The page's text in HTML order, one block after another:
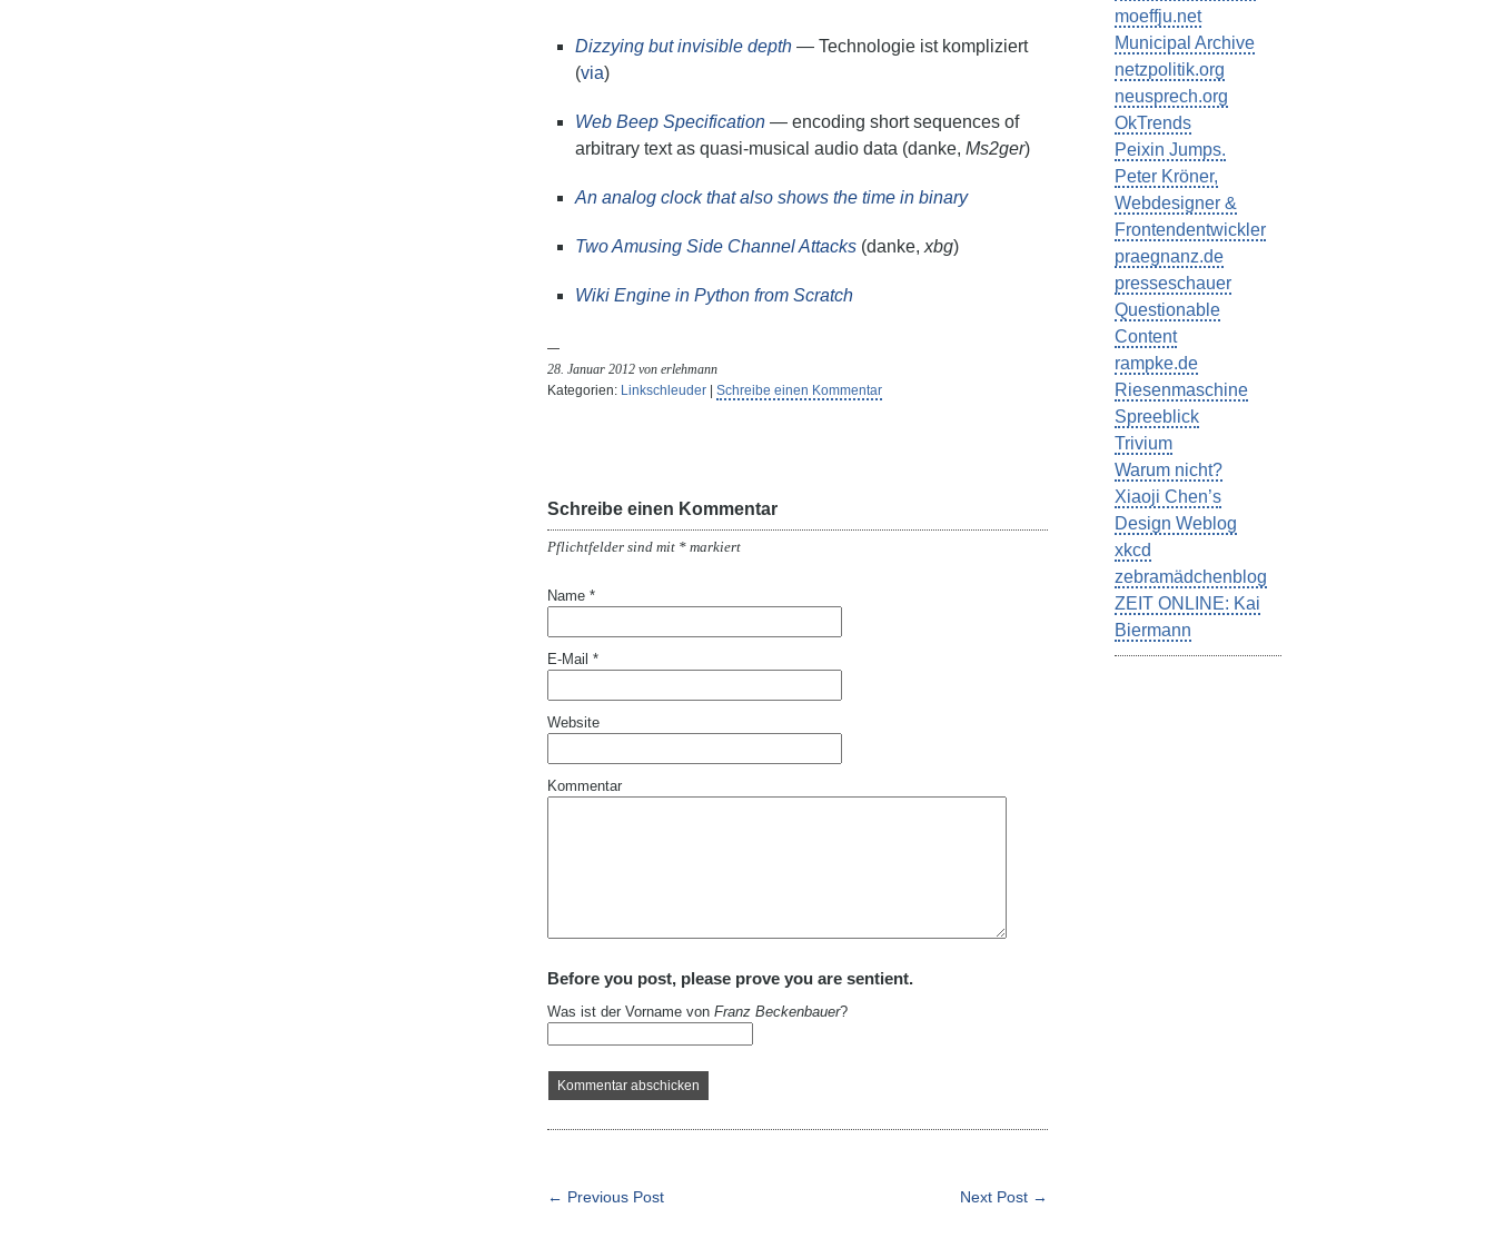
Dizzying but invisible depth — Technologie ist kompliziert
(via)
Web Beep Specification — encoding short sequences of
arbitrary text as quasi-musical audio data (danke, Ms2ger)
An analog clock that also shows the time in binary
Two Amusing Side Channel Attacks (danke, xbg)
Wiki Engine in Python from Scratch
28. Januar 2012 von erlehmann
Kategorien: Linkschleuder Schreibe einen Kommentar
Schreibe einen Kommentar
Pflichtfelder sind mit * markiert
Name *
E-Mail *
Website
Kommentar
Before you post, please prove you are sentient.
Was ist der Vorname von Franz Beckenbauer?
← Previous Post Next Post →
moeffju.net
Municipal Archive
netzpolitik.org
neusprech.org
OkTrends
Peixin Jumps.
Peter Kröner,
Webdesigner &
Frontendentwickler
praegnanz.de
presseschauer
Questionable
Content
rampke.de
Riesenmaschine
Spreeblick
Trivium
Warum nicht?
Xiaoji Chen’s
Design Weblog
xkcd
zebramädchenblog
ZEIT ONLINE: Kai
Biermann